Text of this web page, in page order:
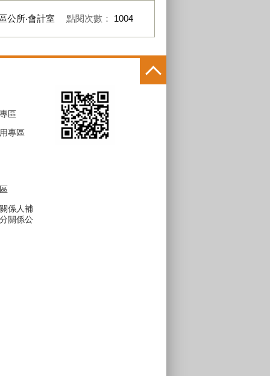
公所‧會計室 點閱次數： 1004
區
專區
係人補
關係公